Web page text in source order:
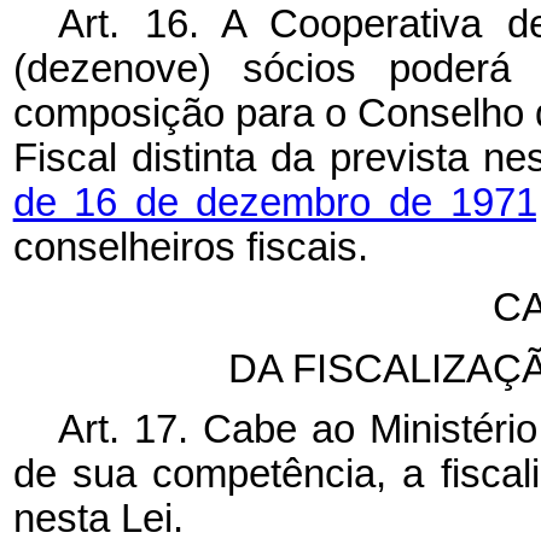
Art. 16. A Cooperativa
(dezenove) sócios
composição para o
Fiscal distinta da prevista
de 16 de dezembro de
conselheiros fiscais.
DA
Art. 17. Cabe ao
de sua competência, a
nesta Lei.